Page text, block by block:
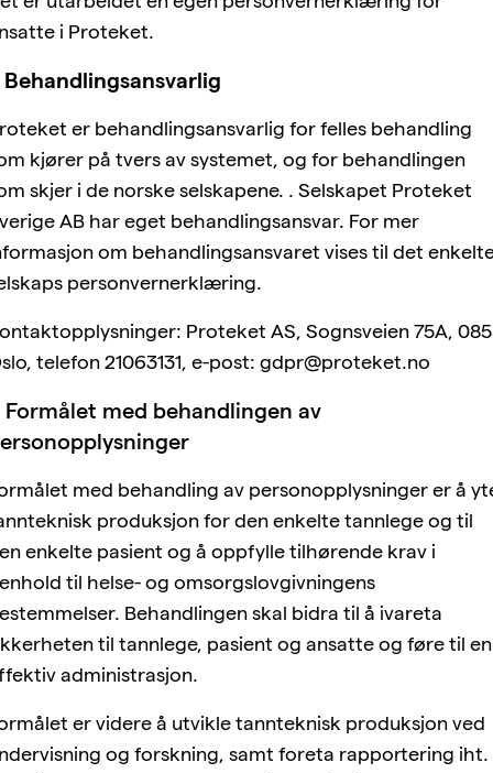
i Proteket.
Behandlingsansvarlig
er behandlingsansvarlig for felles behandling
kjører på tvers av systemet, og for behandlingen
skjer i de norske selskapene. . Selskapet Proteket
AB har eget behandlingsansvar. For mer
om behandlingsansvaret vises til det
personvernerklæring.
Proteket AS, Sognsveien 75A,
telefon 21063131, e-post: gdpr@proteket.no
Formålet med behandlingen av
med behandling av personopplysninger er å
produksjon for den enkelte tannlege og til
enkelte pasient og å oppfylle tilhørende krav i
til helse- og omsorgslovgivningens
Behandlingen skal bidra til å ivareta
til tannlege, pasient og ansatte og føre til en
administrasjon.
er videre å utvikle tannteknisk produksjon ved
og forskning, samt foreta rapportering iht.